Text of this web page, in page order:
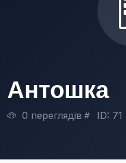
Антошка
0 переглядів ID: 71